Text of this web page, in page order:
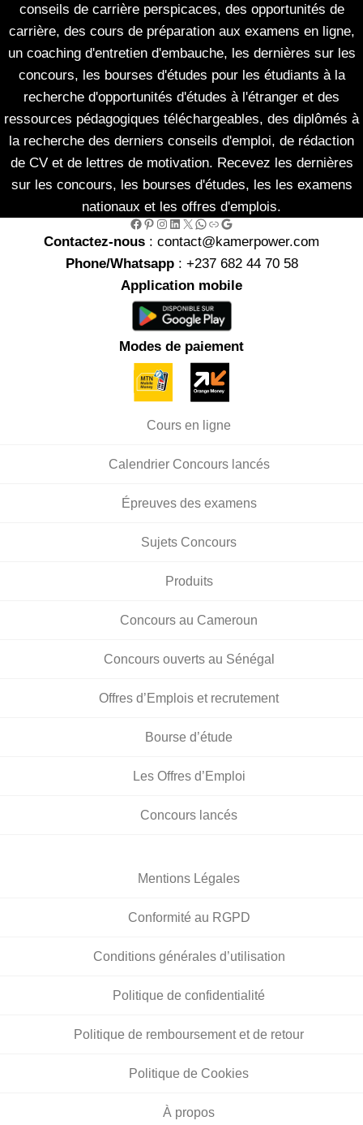
conseils de carrière perspicaces, des opportunités de
carrière, des cours de préparation aux examens en ligne,
un coaching d'entretien d'embauche, les dernières sur les
concours, les bourses d'études pour les étudiants à la
recherche d'opportunités d'études à l'étranger et des
ressources pédagogiques téléchargeables, des diplômés à
la recherche des derniers conseils d'emploi, de rédaction
de CV et de lettres de motivation. Recevez les dernières
sur les concours, les bourses d'études, les les examens
nationaux et les offres d'emplois.
Facebook Pinterest Instagram LinkedIn X WhatsApp Link Google
Contactez-nous : contact@kamerpower.com
Phone/Whatsapp: +237 682 44 70 58
Application mobile
Modes de paiement
Cours en ligne
Calendrier Concours lancés
Épreuves des examens
Sujets Concours
Produits
Concours au Cameroun
Concours ouverts au Sénégal
Offres d’Emplois et recrutement
Bourse d’étude
Les Offres d’Emploi
Concours lancés
Mentions Légales
Conformité au RGPD
Conditions générales d’utilisation
Politique de confidentialité
Politique de remboursement et de retour
Politique de Cookies
À propos